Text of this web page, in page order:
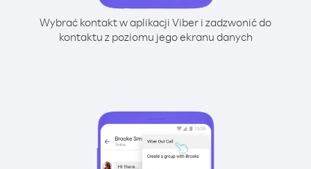
Wybrać kontakt w aplikacji Viber i zadzwonić do
kontaktu z poziomu jego ekranu danych